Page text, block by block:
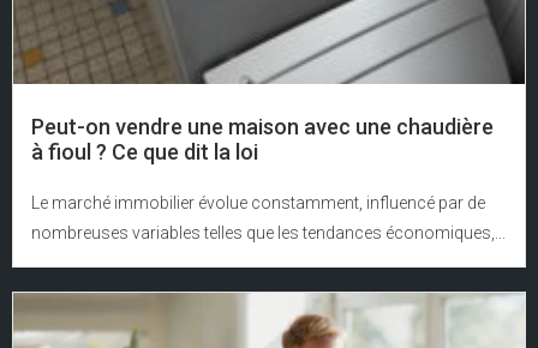
Peut-on vendre une maison avec une chaudière
à fioul ? Ce que dit la loi
Le marché immobilier évolue constamment, influencé par de
nombreuses variables telles que les tendances économiques,...